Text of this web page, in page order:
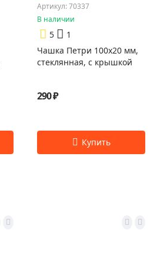
Артикул: 70337
В наличии
5
1
Чашка Петри 100х20 мм,
стеклянная, с крышкой
290 ₽